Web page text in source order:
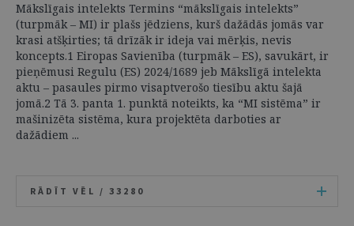
Mākslīgais intelekts Termins “mākslīgais intelekts”
(turpmāk – MI) ir plašs jēdziens, kurš dažādās jomās var
krasi atšķirties; tā drīzāk ir ideja vai mērķis, nevis
koncepts.1 Eiropas Savienība (turpmāk – ES), savukārt, ir
pieņēmusi Regulu (ES) 2024/1689 jeb Mākslīgā intelekta
aktu – pasaules pirmo visaptverošo tiesību aktu šajā
jomā.2 Tā 3. panta 1. punktā noteikts, ka “MI sistēma” ir
mašinizēta sistēma, kura projektēta darboties ar
dažādiem ...
RĀDĪT VĒL / 33280